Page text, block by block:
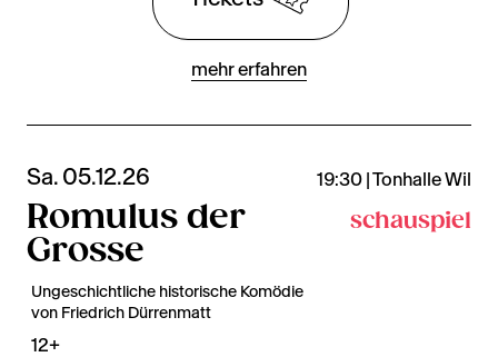
mehr erfahren
Sa. 05.12.26 19:30 | Tonhalle Wil
Romulus der
Grosse
schauspiel
Ungeschichtliche historische Komödie
von Friedrich Dürrenmatt
12+